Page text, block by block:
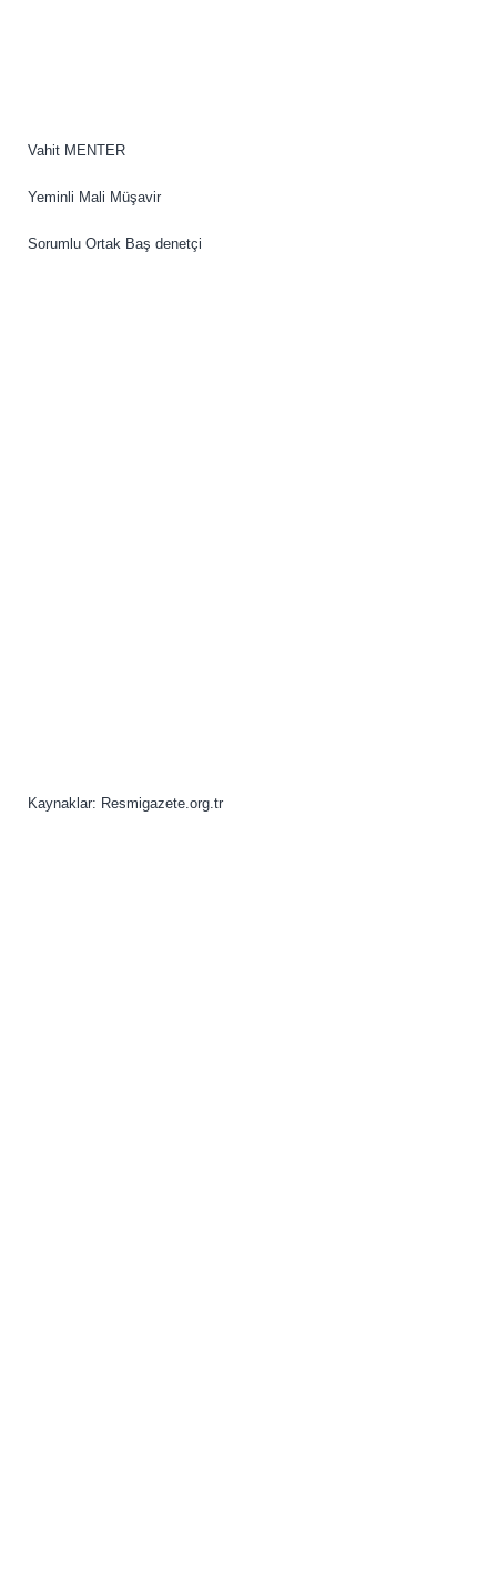
Vahit MENTER
Yeminli Mali Müşavir
Sorumlu Ortak Baş denetçi
Kaynaklar: Resmigazete.org.tr